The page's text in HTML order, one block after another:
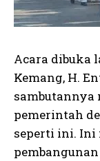
Acara dibuka
Kemang, H.
sambutannya
pemerintah
seperti ini. Ini